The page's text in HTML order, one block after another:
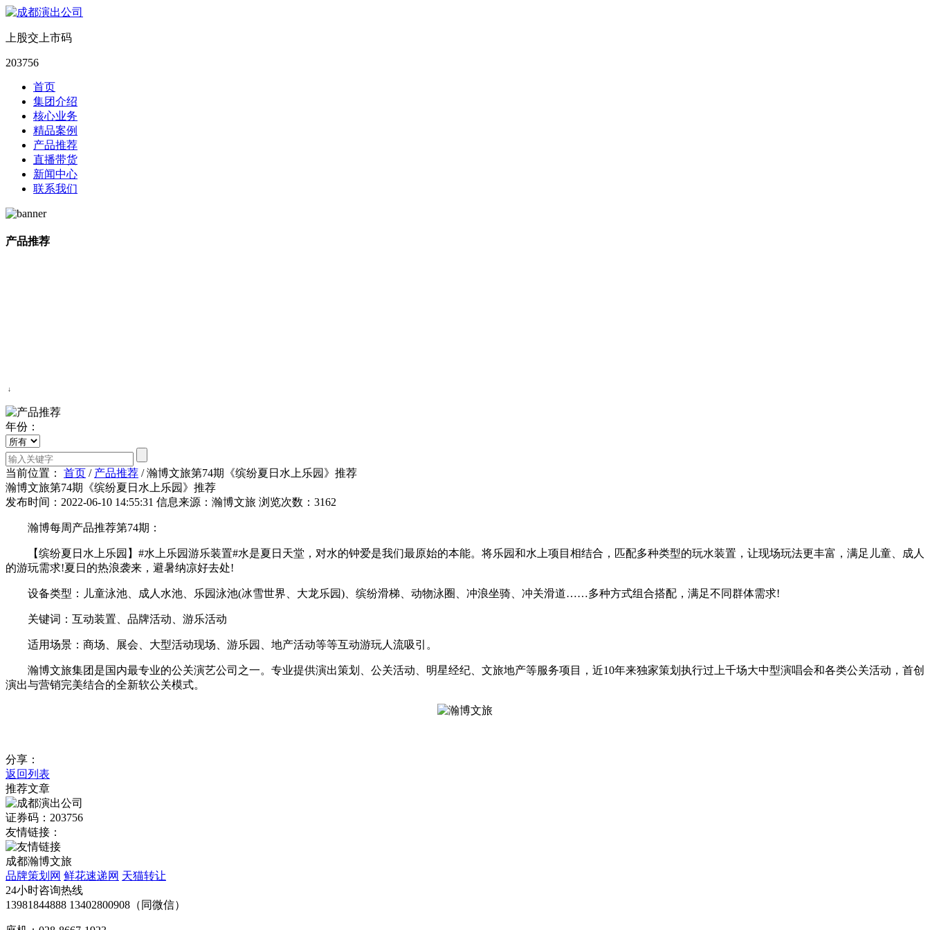
上股交上市码
203756
首页
集团介绍
核心业务
精品案例
产品推荐
直播带货
新闻中心
联系我们
产品推荐
↓
年份：
当前位置： 首页 / 产品推荐 /瀚博文旅第74期《缤纷夏日水上乐园》推荐
瀚博文旅第74期《缤纷夏日水上乐园》推荐
发布时间：2022-06-10 14:55:31 信息来源：瀚博文旅 浏览次数：3162
瀚博每周产品推荐第74期：
【缤纷夏日水上乐园】#水上乐园游乐装置#水是夏日天堂，对水的钟爱是我们最原始的本能。将乐园和水上项目相结合，匹配多种类型的玩水装置，让现场玩法更丰富，满足儿童、成人
的游玩需求!夏日的热浪袭来，避暑纳凉好去处!
设备类型：儿童泳池、成人水池、乐园泳池(冰雪世界、大龙乐园)、缤纷滑梯、动物泳圈、冲浪坐骑、冲关滑道……多种方式组合搭配，满足不同群体需求!
关键词：互动装置、品牌活动、游乐活动
适用场景：商场、展会、大型活动现场、游乐园、地产活动等等互动游玩人流吸引。
瀚博文旅集团是国内最专业的公关演艺公司之一。专业提供演出策划、公关活动、明星经纪、文旅地产等服务项目，近10年来独家策划执行过上千场大中型演唱会和各类公关活动，首创
演出与营销完美结合的全新软公关模式。
分享：
返回列表
推荐文章
证券码：203756
友情链接：
成都瀚博文旅
品牌策划网 鲜花速递网 天猫转让
24小时咨询热线
13981844888 13402800908（同微信）